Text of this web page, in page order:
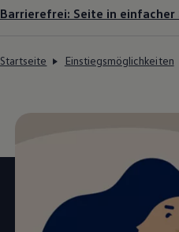
Barrierefrei: Seite in einfacher
Startseite Einstiegsmöglichkeiten